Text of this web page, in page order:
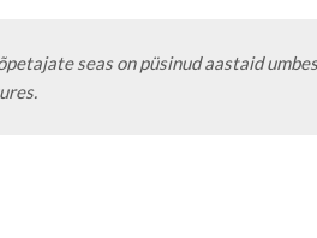
seas on püsinud aastaid